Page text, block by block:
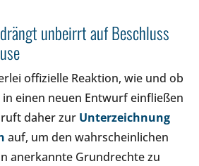
unbeirrt auf Beschluss
offizielle Reaktion, wie und ob
einen neuen Entwurf einfließen
daher zur Unterzeichnung
auf, um den wahrscheinlichen
anerkannte Grundrechte zu